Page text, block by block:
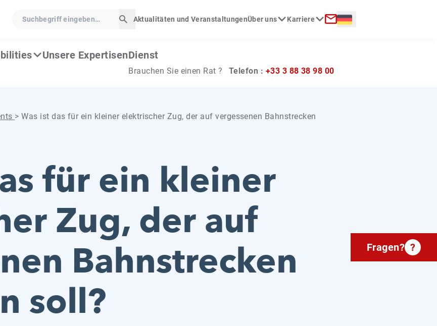
Suchbegriff eingeben…
Suche starten
Aktualitäten und VeranstaltungenÜber uns Karriere Langue :
Unsere ExpertisenDienst
Brauchen Sie einen Rat ? Telefon : +33 3 88 38 98 00
>Was ist das für ein kleiner elektrischer Zug, der auf vergessenen Bahnstrecken
für ein kleiner
Zug, der auf
Bahnstrecken
soll?
Fragen? ?